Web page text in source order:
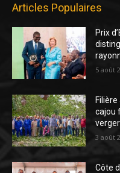
Articles Populaires
Prix
5 août
cajou
3 août
Côte